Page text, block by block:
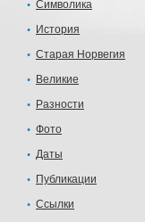
Символика
История
Старая Норвегия
Великие
Разности
Фото
Даты
Публикации
Ссылки